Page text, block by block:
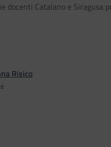
Catalano e Siragusa
Risico